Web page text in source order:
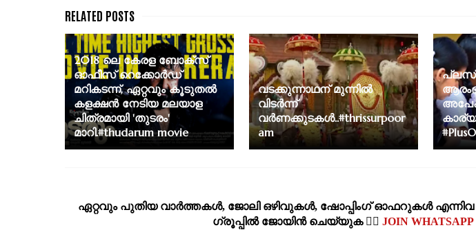
2018 ലെ കേരള ബോക്സ്
ഓഫീസ് റെക്കോർഡ്
മറികടന്ന്, ഏറ്റവും കൂടുതൽ
കളക്ഷൻ നേടിയ മലയാള
ചിത്രമായി 'തുടരം'
മാറി.#thudarum movie
വടക്കുന്നാഥന് മുന്നിൽ
വിടർന്ന്
വർണക്കുടകൾ..#thrissurpoor
am
പ്ലസ്
ഏറ്റവും പുതിയ വാര്‍ത്തകള്‍, ജോലി ഒഴിവുകള്‍, ഷോപ്പിംഗ്‌ ഓഫറുകള്‍
ഗ്രൂപ്പില്‍ ജോയിന്‍ ചെയ്യുക 👉🏽 JOIN WHATSAPP